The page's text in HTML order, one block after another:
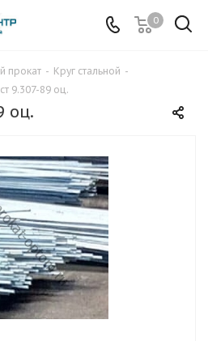
0
прокат - Круг стальной -
9.307-89 оц.
оц.